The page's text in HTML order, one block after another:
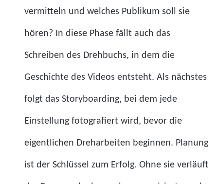
vermitteln und welches Publikum soll sie
hören? In diese Phase fällt auch das
Schreiben des Drehbuchs, in dem die
Geschichte des Videos entsteht. Als nächstes
folgt das Storyboarding, bei dem jede
Einstellung fotografiert wird, bevor die
eigentlichen Dreharbeiten beginnen. Planung
ist der Schlüssel zum Erfolg. Ohne sie verläuft